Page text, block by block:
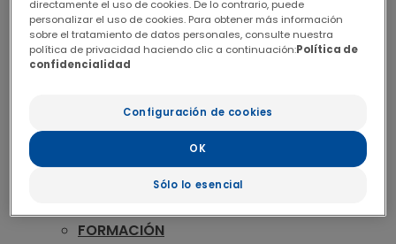
FORMACIÓN
RECURSOS
PUBLICACIONES
HEMATOLOGÍA
FORMACIÓN
FORMACIÓN
directamente el uso de cookies. De lo contrario, puede
personalizar el uso de cookies. Para obtener más información
sobre el tratamiento de datos personales, consulte nuestra
política de privacidad haciendo clic a continuación:Política de
confidencialidad
Configuración de cookies
Sólo lo esencial
OK